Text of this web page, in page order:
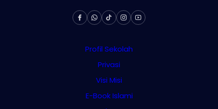
Profil Sekolah
Privasi
Visi Misi
E-Book Islami